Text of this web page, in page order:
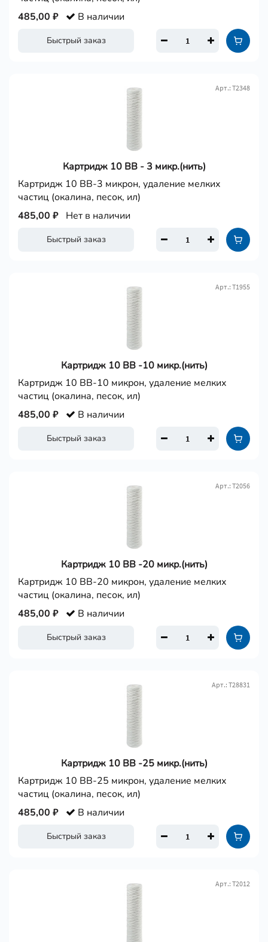
Быстрый заказ
485,00 ₽ В наличии
Картридж 10 ВВ - 3 микр.(нить)
Арт.: Т2348
Картридж 10 ВВ-3 микрон, удаление мелких
частиц (окалина, песок, ил)
Быстрый заказ
485,00 ₽ Нет в наличии
Картридж 10 ВВ -10 микр.(нить)
Арт.: Т1955
Картридж 10 ВВ-10 микрон, удаление мелких
частиц (окалина, песок, ил)
Быстрый заказ
485,00 ₽ В наличии
Картридж 10 ВВ -20 микр.(нить)
Арт.: Т2056
Картридж 10 ВВ-20 микрон, удаление мелких
частиц (окалина, песок, ил)
Быстрый заказ
485,00 ₽ В наличии
Картридж 10 ВВ -25 микр.(нить)
Арт.: Т28831
Картридж 10 ВВ-25 микрон, удаление мелких
частиц (окалина, песок, ил)
Быстрый заказ
485,00 ₽ В наличии
Арт.: Т2012